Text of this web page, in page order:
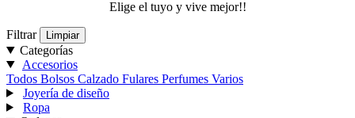
Elige el tuyo y vive mejor!!
Filtrar Limpiar
Categorías
Accesorios
Todos Bolsos Calzado Fulares Perfumes Varios
Joyería de diseño
Ropa